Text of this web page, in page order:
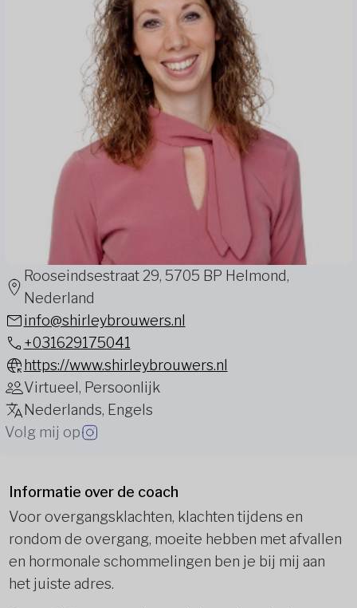
Rooseindsestraat 29, 5705 BP Helmond,
Nederland
info@shirleybrouwers.nl
+031629175041
https://www.shirleybrouwers.nl
Virtueel, Persoonlijk
Nederlands, Engels
Volg mij op
Informatie over de coach
Voor overgangsklachten, klachten tijdens en
rondom de overgang, moeite hebben met afvallen
en hormonale schommelingen ben je bij mij aan
het juiste adres.